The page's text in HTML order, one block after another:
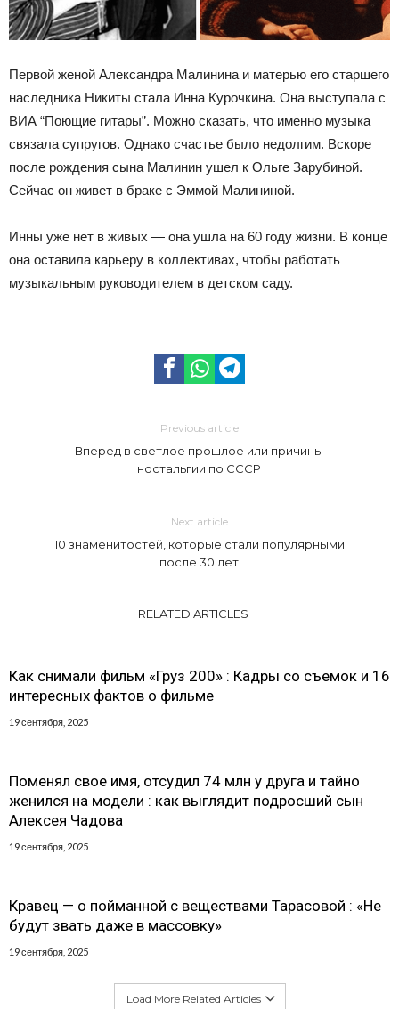
Первой женой Александра Малинина и матерью его старшего
наследника Никиты стала Инна Курочкина. Она выступала с
ВИА “Поющие гитары”. Можно сказать, что именно музыка
связала супругов. Однако счастье было недолгим. Вскоре
после рождения сына Малинин ушел к Ольге Зарубиной.
Сейчас он живет в браке с Эммой Малининой.
Инны уже нет в живых — она ушла на 60 году жизни. В конце
она оставила карьеру в коллективах, чтобы работать
музыкальным руководителем в детском саду.
Previous article
Вперед в светлое прошлое или причины
ностальгии по СССР
Next article
10 знаменитостей, которые стали популярными
после 30 лет
RELATED ARTICLES
Как снимали фильм «Груз 200» : Кадры со съемок и 16
интересных фактов о фильме
19 сентября, 2025
Поменял свое имя, отсудил 74 млн у друга и тайно
женился на модели : как выглядит подросший сын
Алексея Чадова
19 сентября, 2025
Кравец — о пойманной с веществами Тарасовой : «Не
будут звать даже в массовку»
19 сентября, 2025
Load More Related Articles